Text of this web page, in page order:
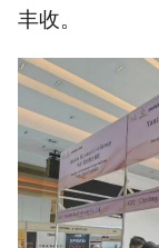
丰收。